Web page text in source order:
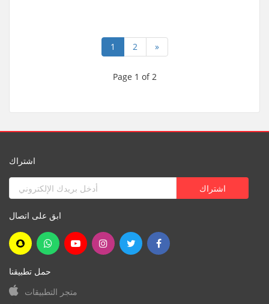
1 2 »
Page 1 of 2
اشتراك
ابق على اتصال
حمل تطبيقنا
متجر التطبيقات